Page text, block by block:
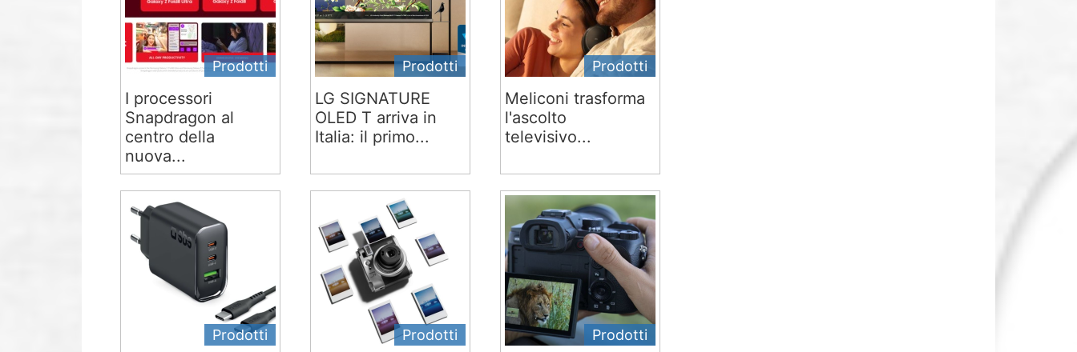
Prodotti
I processori
Snapdragon al
centro della
nuova...
Prodotti
LG SIGNATURE
OLED T arriva in
Italia: il primo...
Prodotti
Meliconi trasforma
l'ascolto
televisivo...
Prodotti Prodotti Prodotti